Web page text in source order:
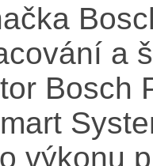
a
Bosch
výkonu